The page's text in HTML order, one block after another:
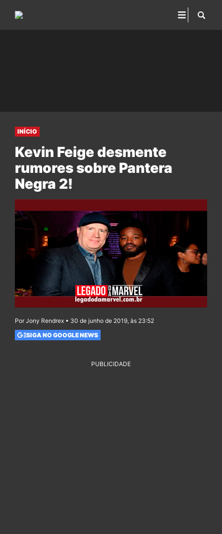
INÍCIO
Kevin Feige desmente
rumores sobre Pantera
Negra 2!
Por Jony Rendrex • 30 de junho de 2019, às 23:52
SIGA NO GOOGLE NEWS
PUBLICIDADE